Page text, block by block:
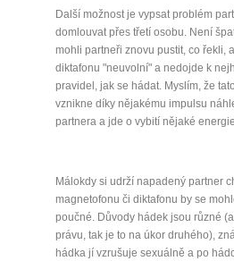
Další možnost je vypsat problém
domlouvat přes třetí osobu. Není
mohli partneři znovu pustit, co řekli,
diktafonu "neuvolní" a nedojde k
pravidel, jak se hádat. Myslím, že
vznikne díky nějakému impulsu
partnera a jde o vybití nějaké
Málokdy si udrží napadený partner
magnetofonu či diktafonu by se
poučné. Důvody hádek jsou různé
právu, tak je to na úkor druhého),
hádka jí vzrušuje sexuálně a po